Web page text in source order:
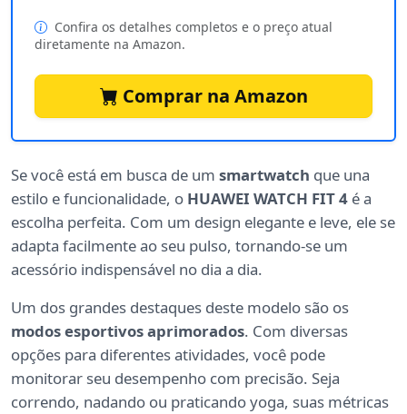
Confira os detalhes completos e o preço atual
diretamente na Amazon.
Comprar na Amazon
Se você está em busca de um smartwatch que una
estilo e funcionalidade, o HUAWEI WATCH FIT 4 é a
escolha perfeita. Com um design elegante e leve, ele se
adapta facilmente ao seu pulso, tornando-se um
acessório indispensável no dia a dia.
Um dos grandes destaques deste modelo são os
modos esportivos aprimorados. Com diversas
opções para diferentes atividades, você pode
monitorar seu desempenho com precisão. Seja
correndo, nadando ou praticando yoga, suas métricas